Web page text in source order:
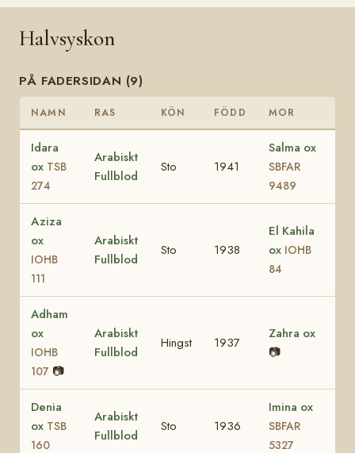
Halvsyskon
PÅ FADERSIDAN (9)
NAMN RAS KÖN FÖDD MOR
Idara
ox TSB
274
Arabiskt
Fullblod
Sto 1941
Salma ox
SBFAR
9489
Aziza
ox
IOHB
111
Arabiskt
Fullblod
Sto 1938
El Kahila
ox IOHB
84
Adham
ox
IOHB
107 📷
Arabiskt
Fullblod
Hingst 1937
Zahra ox
📷
Denia
ox TSB
160
Arabiskt
Fullblod
Sto 1936
Imina ox
SBFAR
5327